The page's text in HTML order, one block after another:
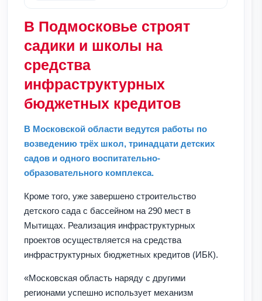
В Подмосковье строят
садики и школы на
средства
инфраструктурных
бюджетных кредитов
В Московской области ведутся работы по
возведению трёх школ, тринадцати детских
садов и одного воспитательно-
образовательного комплекса.
Кроме того, уже завершено строительство
детского сада с бассейном на 290 мест в
Мытищах. Реализация инфраструктурных
проектов осуществляется на средства
инфраструктурных бюджетных кредитов (ИБК).
«Московская область наряду с другими
регионами успешно использует механизм